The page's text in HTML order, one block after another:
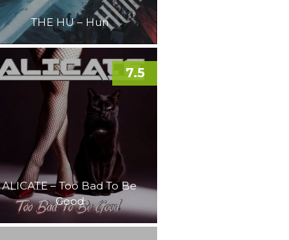
THE HU – Hun
ALICATE – Too Bad To Be
Good
7.5